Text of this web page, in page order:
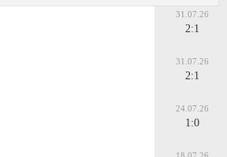
31.07.26
2:1
31.07.26
2:1
24.07.26
1:0